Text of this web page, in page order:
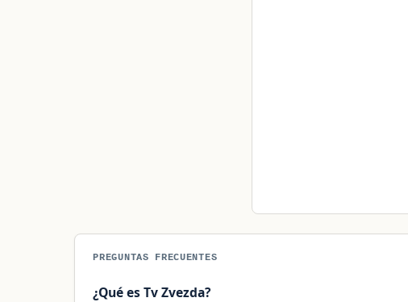
PREGUNTAS FRECUENTES
¿Qué es Tv Zvezda?